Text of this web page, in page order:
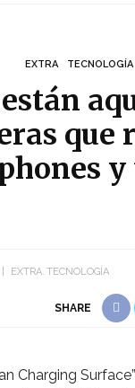
EXTRA TECNOLOGÍA
que
EXTRA TECNOLOGÍA
SHARE
Charging